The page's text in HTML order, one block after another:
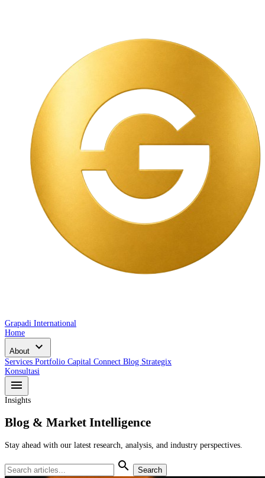
Grapadi International
Home
About expand_more
Services Portfolio Capital Connect Blog Strategix
Konsultasi
menu
Insights
Blog & Market Intelligence
Stay ahead with our latest research, analysis, and industry perspectives.
search Search